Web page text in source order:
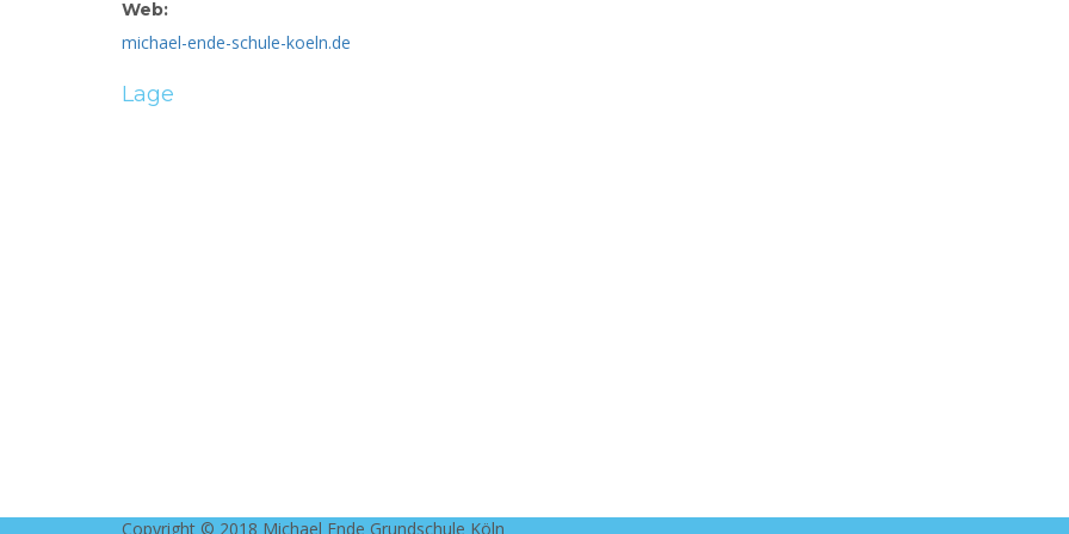
Web:
michael-ende-schule-koeln.de
Lage
Copyright © 2018 Michael Ende Grundschule Köln